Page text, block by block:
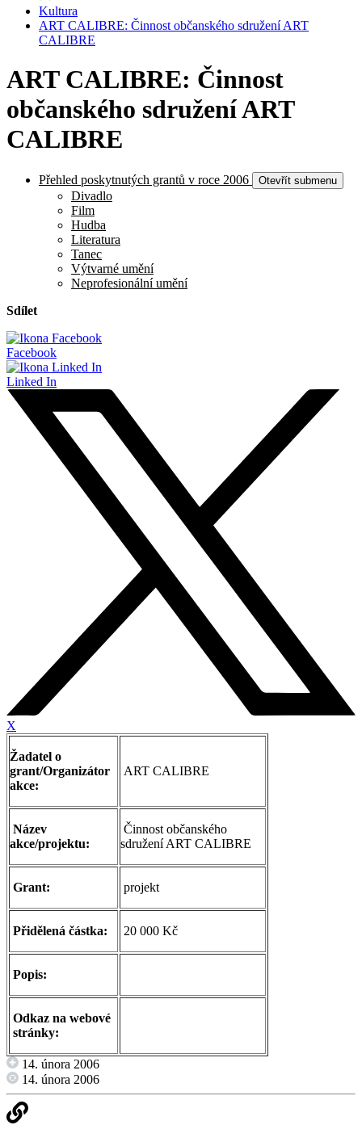
Kultura
ART CALIBRE: Činnost občanského sdružení ART
CALIBRE
ART CALIBRE: Činnost
občanského sdružení ART
CALIBRE
Přehled poskytnutých grantů v roce 2006 Otevřít submenu
Divadlo
Film
Hudba
Literatura
Tanec
Výtvarné umění
Neprofesionální umění
Sdílet
Facebook
Linked In
X
Žadatel o
grant/Organizátor
akce:
ART CALIBRE
Název
akce/projektu:
Činnost občanského
sdružení ART CALIBRE
Grant: projekt
Přidělená částka: 20 000 Kč
Popis:
Odkaz na webové
stránky:
14. února 2006
14. února 2006